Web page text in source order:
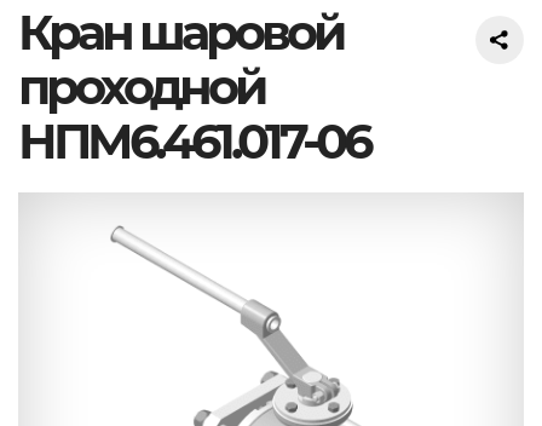
Кран шаровой
проходной
НПМ6.461.017-06